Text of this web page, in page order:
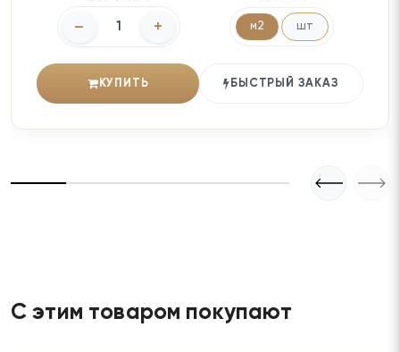
– + м2 шт
КУПИТЬ БЫСТРЫЙ ЗАКАЗ
С этим товаром покупают